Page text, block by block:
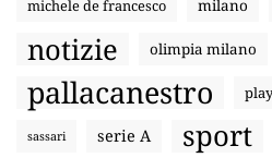
michele de francesco milano
notizie olimpia milano
pallacanestro
sassari serie A sport